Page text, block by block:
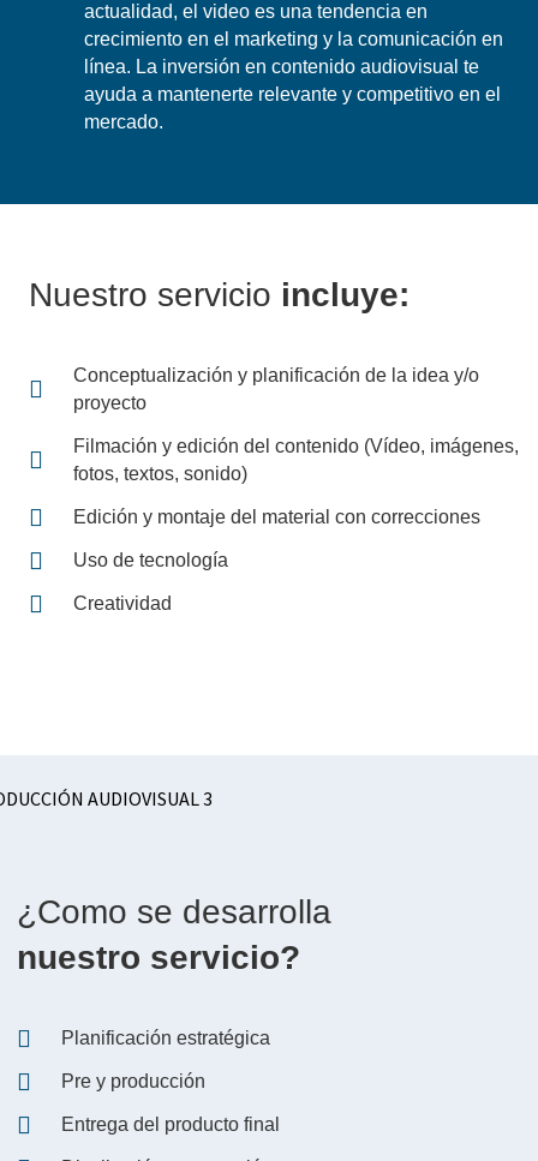
actualidad, el video es una tendencia en
crecimiento en el marketing y la comunicación en
línea. La inversión en contenido audiovisual te
ayuda a mantenerte relevante y competitivo en el
mercado.
Nuestro servicio incluye:
Conceptualización y planificación de la idea y/o
proyecto
Filmación y edición del contenido (Vídeo, imágenes,
fotos, textos, sonido)
Edición y montaje del material con correcciones
Uso de tecnología
Creatividad
¿Como se desarrolla
nuestro servicio?
Planificación estratégica
Pre y producción
Entrega del producto final